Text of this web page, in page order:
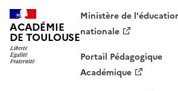
ACADÉMIE
DE TOULOUSE
Ministère de
nationale
Portail Pédagogique
Académique